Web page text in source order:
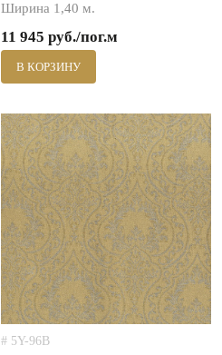
Ширина 1,40 м.
11 945 руб./пог.м
В КОРЗИНУ
# 5Y-96B